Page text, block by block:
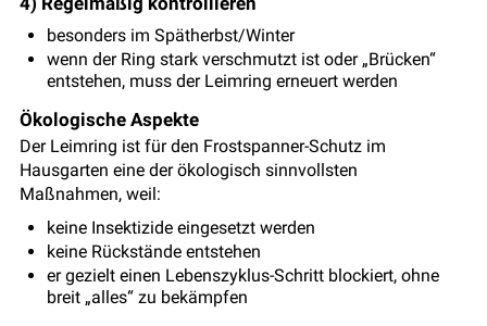
besonders im Spätherbst/Winter
wenn der Ring stark verschmutzt ist oder „Brücken“
entstehen, muss der Leimring erneuert werden
Ökologische Aspekte
Der Leimring ist für den Frostspanner-Schutz im
Hausgarten eine der ökologisch sinnvollsten
Maßnahmen, weil:
keine Insektizide eingesetzt werden
keine Rückstände entstehen
er gezielt einen Lebenszyklus-Schritt blockiert, ohne
breit „alles“ zu bekämpfen